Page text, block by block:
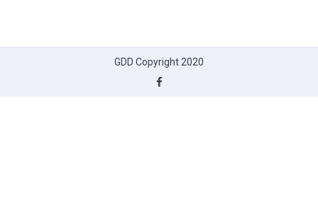
GDD Copyright 2020